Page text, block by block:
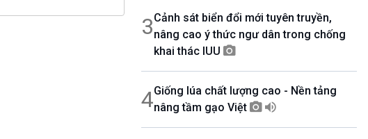
3Cảnh sát biển đổi mới tuyên truyền,
nâng cao ý thức ngư dân trong chống
khai thác IUU
4Giống lúa chất lượng cao - Nền tảng
nâng tầm gạo Việt